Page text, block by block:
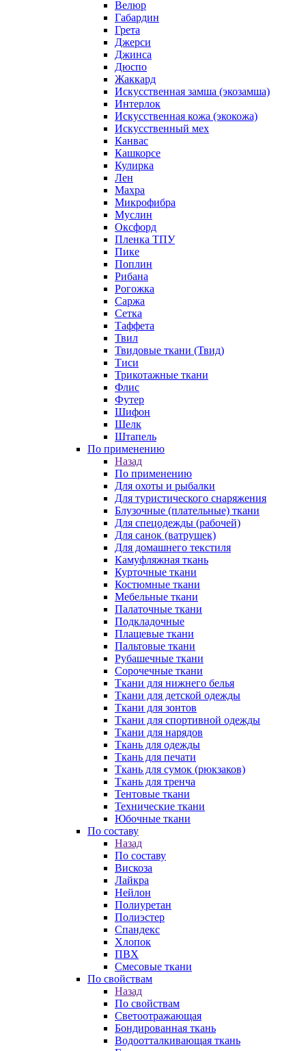
Велюр
Габардин
Грета
Джерси
Джинса
Дюспо
Жаккард
Искусственная замша (экозамша)
Интерлок
Искусственная кожа (экокожа)
Искусственный мех
Канвас
Кашкорсе
Кулирка
Лен
Махра
Микрофибра
Муслин
Оксфорд
Пленка ТПУ
Пике
Поплин
Рибана
Рогожка
Саржа
Сетка
Таффета
Твил
Твидовые ткани (Твид)
Тиси
Трикотажные ткани
Флис
Футер
Шифон
Шелк
Штапель
По применению
Назад
По применению
Для охоты и рыбалки
Для туристического снаряжения
Блузочные (плательные) ткани
Для спецодежды (рабочей)
Для санок (ватрушек)
Для домашнего текстиля
Камуфляжная ткань
Курточные ткани
Костюмные ткани
Мебельные ткани
Палаточные ткани
Подкладочные
Плащевые ткани
Пальтовые ткани
Рубашечные ткани
Сорочечные ткани
Ткани для нижнего белья
Ткани для детской одежды
Ткани для зонтов
Ткани для спортивной одежды
Ткани для нарядов
Ткань для одежды
Ткань для печати
Ткань для сумок (рюкзаков)
Ткань для тренча
Тентовые ткани
Технические ткани
Юбочные ткани
По составу
Назад
По составу
Вискоза
Лайкра
Нейлон
Полиуретан
Полиэстер
Спандекс
Хлопок
ПВХ
Смесовые ткани
По свойствам
Назад
По свойствам
Светоотражающая
Бондированная ткань
Водоотталкивающая ткань